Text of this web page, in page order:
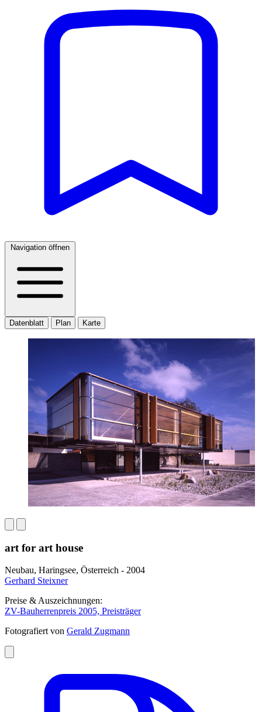
Navigation öffnen
Datenblatt Plan Karte
art for art house
Neubau, Haringsee, Österreich - 2004
Gerhard Steixner
Preise & Auszeichnungen:
ZV-Bauherrenpreis 2005, Preisträger
Fotografiert von Gerald Zugmann